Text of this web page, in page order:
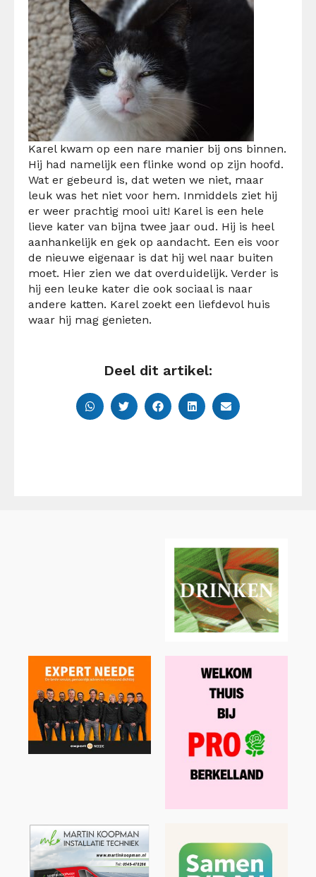
Karel kwam op een nare manier bij ons binnen.
Hij had namelijk een flinke wond op zijn hoofd.
Wat er gebeurd is, dat weten we niet, maar
leuk was het niet voor hem. Inmiddels ziet hij
er weer prachtig mooi uit! Karel is een hele
lieve kater van bijna twee jaar oud. Hij is heel
aanhankelijk en gek op aandacht. Een eis voor
de nieuwe eigenaar is dat hij wel naar buiten
moet. Hier zien we dat overduidelijk. Verder is
hij een leuke kater die ook sociaal is naar
andere katten. Karel zoekt een liefdevol huis
waar hij mag genieten.
Deel dit artikel: